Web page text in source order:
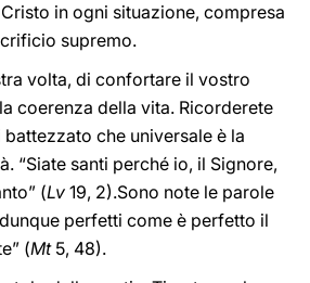
in ogni situazione, compresa
supremo.
volta, di confortare il vostro
coerenza della vita. Ricorderete
che universale è la
“Siate santi perché io, il Signore,
(Lv 19, 2).Sono note le parole
perfetti come è perfetto il
(Mt5, 48).